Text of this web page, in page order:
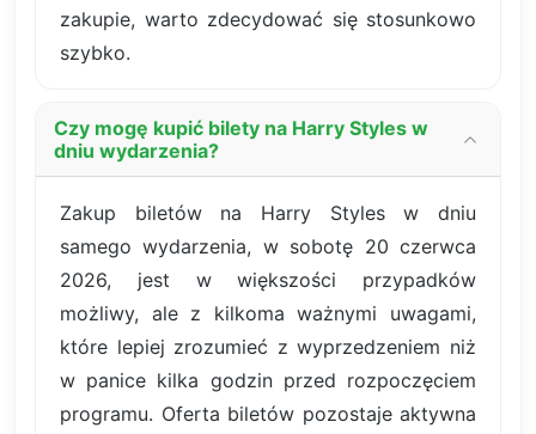
zakupie, warto zdecydować się stosunkowo
szybko.
Czy mogę kupić bilety na Harry Styles w
dniu wydarzenia?
Zakup biletów na Harry Styles w dniu
samego wydarzenia, w sobotę 20 czerwca
2026, jest w większości przypadków
możliwy, ale z kilkoma ważnymi uwagami,
które lepiej zrozumieć z wyprzedzeniem niż
w panice kilka godzin przed rozpoczęciem
programu. Oferta biletów pozostaje aktywna